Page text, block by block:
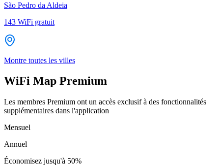
São Pedro da Aldeia
143 WiFi gratuit
Montre toutes les villes
WiFi Map Premium
Les membres Premium ont un accès exclusif à des fonctionnalités
supplémentaires dans l'application
Mensuel
Annuel
Économisez jusqu'à 50%